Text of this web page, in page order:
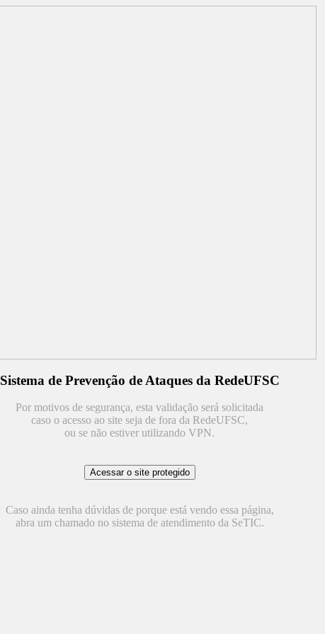
Sistema de Prevenção de Ataques da RedeUFSC
Por motivos de segurança, esta validação será solicitada
caso o acesso ao site seja de fora da RedeUFSC,
ou se não estiver utilizando VPN.
Caso ainda tenha dúvidas de porque está vendo essa página,
abra um chamado no sistema de atendimento da SeTIC.